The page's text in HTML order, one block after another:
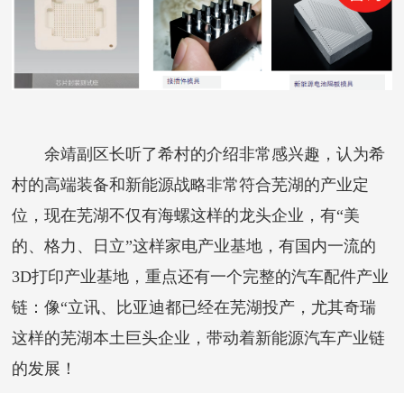
余靖副区长听了希村的介绍非常感兴趣，认为希
村的高端装备和新能源战略非常符合芜湖的产业定
位，现在芜湖不仅有海螺这样的龙头企业，有“美
的、格力、日立”这样家电产业基地，有国内一流的
3D打印产业基地，重点还有一个完整的汽车配件产业
链：像“立讯、比亚迪都已经在芜湖投产，尤其奇瑞
这样的芜湖本土巨头企业，带动着新能源汽车产业链
的发展！